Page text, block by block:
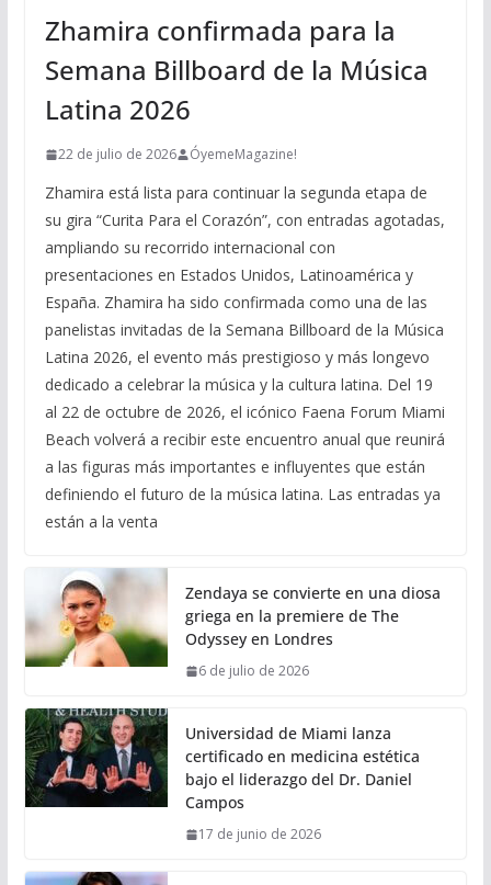
Zhamira confirmada para la
Semana Billboard de la Música
Latina 2026
22 de julio de 2026 ÓyemeMagazine!
Zhamira está lista para continuar la segunda etapa de
su gira “Curita Para el Corazón”, con entradas agotadas,
ampliando su recorrido internacional con
presentaciones en Estados Unidos, Latinoamérica y
España. Zhamira ha sido confirmada como una de las
panelistas invitadas de la Semana Billboard de la Música
Latina 2026, el evento más prestigioso y más longevo
dedicado a celebrar la música y la cultura latina. Del 19
al 22 de octubre de 2026, el icónico Faena Forum Miami
Beach volverá a recibir este encuentro anual que reunirá
a las figuras más importantes e influyentes que están
definiendo el futuro de la música latina. Las entradas ya
están a la venta
Zendaya se convierte en una diosa
griega en la premiere de The
Odyssey en Londres
6 de julio de 2026
Universidad de Miami lanza
certificado en medicina estética
bajo el liderazgo del Dr. Daniel
Campos
17 de junio de 2026